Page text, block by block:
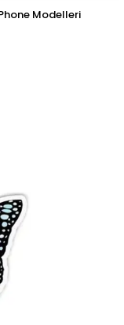
Modelleri